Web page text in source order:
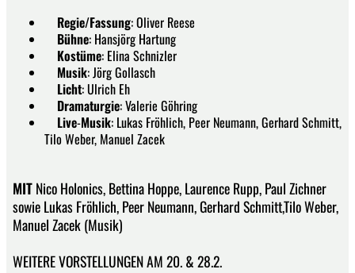
Regie/Fassung: Oliver Reese
Bühne: Hansjörg Hartung
Kostüme: Elina Schnizler
Musik: Jörg Gollasch
Licht: Ulrich Eh
Dramaturgie: Valerie Göhring
Live-Musik: Lukas Fröhlich, Peer Neumann, Gerhard Schmitt,
Tilo Weber, Manuel Zacek
MITNico Holonics, Bettina Hoppe, Laurence Rupp, Paul Zichner
sowie Lukas Fröhlich, Peer Neumann, Gerhard Schmitt,Tilo Weber,
Manuel Zacek (Musik)
WEITERE VORSTELLUNGEN AM 20. & 28.2.